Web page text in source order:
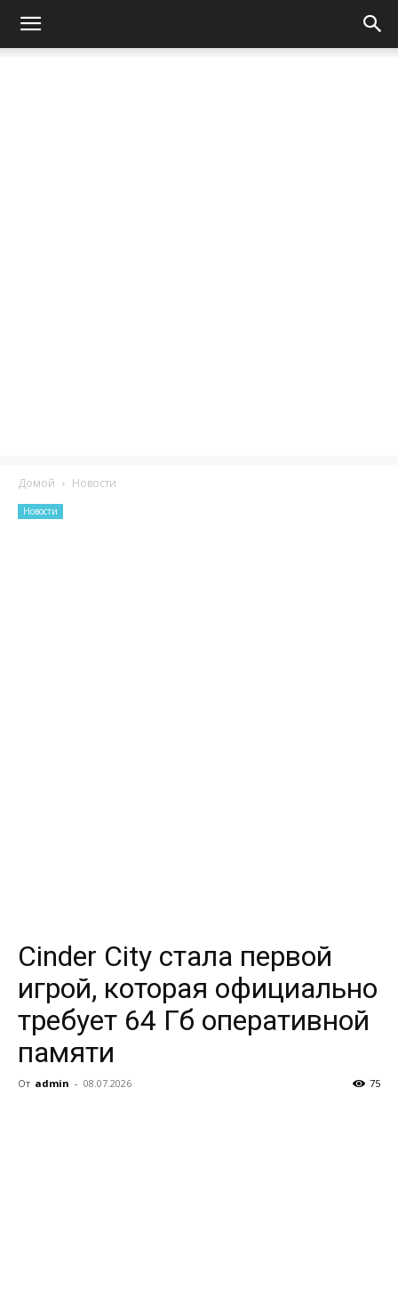
Домой Новости
Новости
Cinder City стала первой
игрой, которая официально
требует 64 Гб оперативной
памяти
От admin - 08.07.2026 75